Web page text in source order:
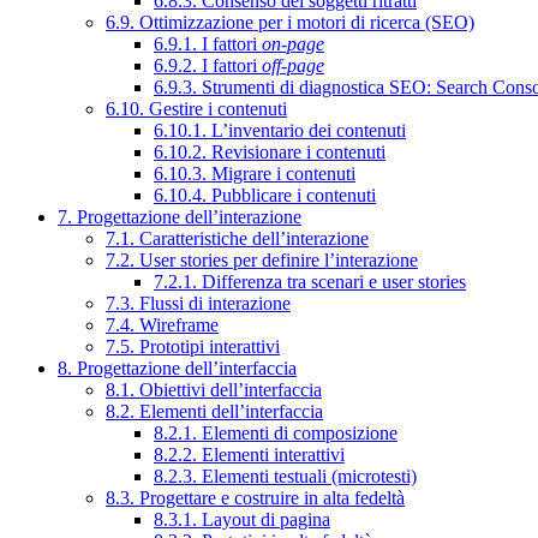
6.9. Ottimizzazione per i motori di ricerca (SEO)
6.9.1. I fattori on-page
6.9.2. I fattori off-page
6.9.3. Strumenti di diagnostica SEO: Search
6.10. Gestire i contenuti
6.10.1. L’inventario dei contenuti
6.10.2. Revisionare i contenuti
6.10.3. Migrare i contenuti
6.10.4. Pubblicare i contenuti
7. Progettazione dell’interazione
7.1. Caratteristiche dell’interazione
7.2. User stories per definire l’interazione
7.2.1. Differenza tra scenari e user stories
7.3. Flussi di interazione
7.4. Wireframe
7.5. Prototipi interattivi
8. Progettazione dell’interfaccia
8.1. Obiettivi dell’interfaccia
8.2. Elementi dell’interfaccia
8.2.1. Elementi di composizione
8.2.2. Elementi interattivi
8.2.3. Elementi testuali (microtesti)
8.3. Progettare e costruire in alta fedeltà
8.3.1. Layout di pagina